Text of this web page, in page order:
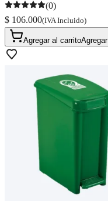
(0)
$ 106.000(IVA Incluido)
Agregar al carritoAgregar